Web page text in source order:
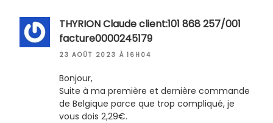
THYRION Claude client:101 868 257/001
facture0000245179
23 AOÛT 2023 À 16H04
Bonjour,
Suite à ma première et dernière commande
de Belgique parce que trop compliqué, je
vous dois 2,29€.